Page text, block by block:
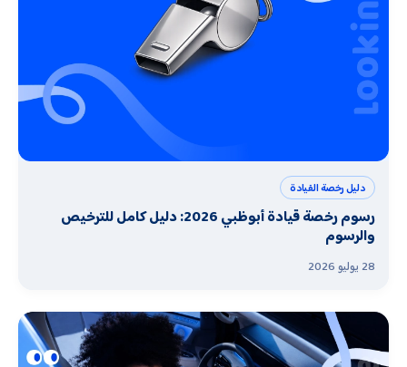
دليل رخصة القيادة
رسوم رخصة قيادة أبوظبي 2026: دليل كامل للترخيص
والرسوم
28 يوليو 2026